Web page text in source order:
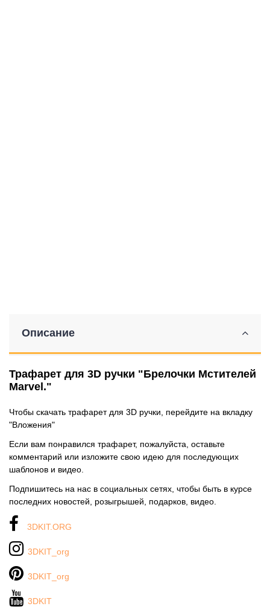
Описание
Трафарет для 3D ручки "Брелочки Мстителей
Marvel."
Чтобы скачать трафарет для 3D ручки, перейдите на вкладку
"Вложения"
Если вам понравился трафарет, пожалуйста, оставьте
комментарий или изложите свою идею для последующих
шаблонов и видео.
Подпишитесь на нас в социальных сетях, чтобы быть в курсе
последних новостей, розыгрышей, подарков, видео.
3DKIT.ORG
3DKIT_org
3DKIT_org
3DKIT